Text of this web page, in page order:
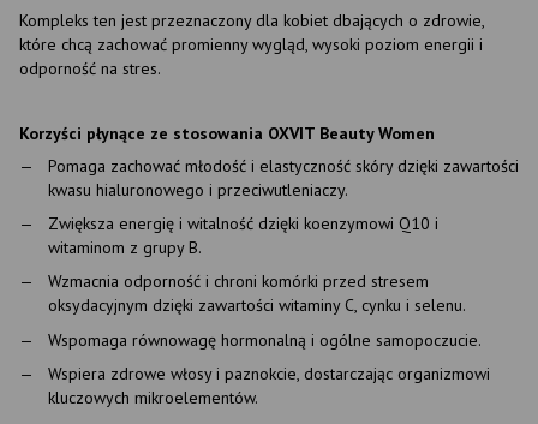
Kompleks ten jest przeznaczony dla kobiet dbających o zdrowie,
które chcą zachować promienny wygląd, wysoki poziom energii i
odporność na stres.
Korzyści płynące ze stosowania OXVIT Beauty Women
Pomaga zachować młodość i elastyczność skóry dzięki zawartości
kwasu hialuronowego i przeciwutleniaczy.
Zwiększa energię i witalność dzięki koenzymowi Q10 i
witaminom z grupy B.
Wzmacnia odporność i chroni komórki przed stresem
oksydacyjnym dzięki zawartości witaminy C, cynku i selenu.
Wspomaga równowagę hormonalną i ogólne samopoczucie.
Wspiera zdrowe włosy i paznokcie, dostarczając organizmowi
kluczowych mikroelementów.